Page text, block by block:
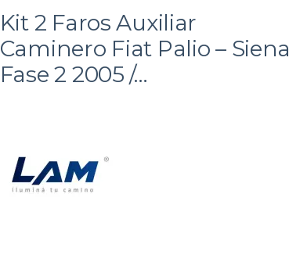
Kit 2 Faros Auxiliar
Caminero Fiat Palio – Siena
Fase 2 2005 /…